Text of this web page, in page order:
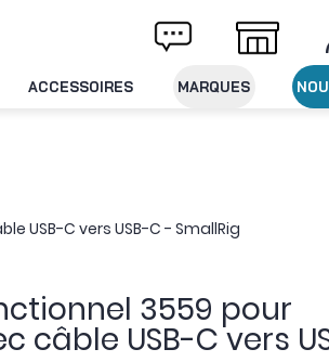
offerte dès 49€ d'achat
ACCESSOIRES MARQUES
USB-C vers USB-C - SmallRig
3559 pour
câble USB-C vers